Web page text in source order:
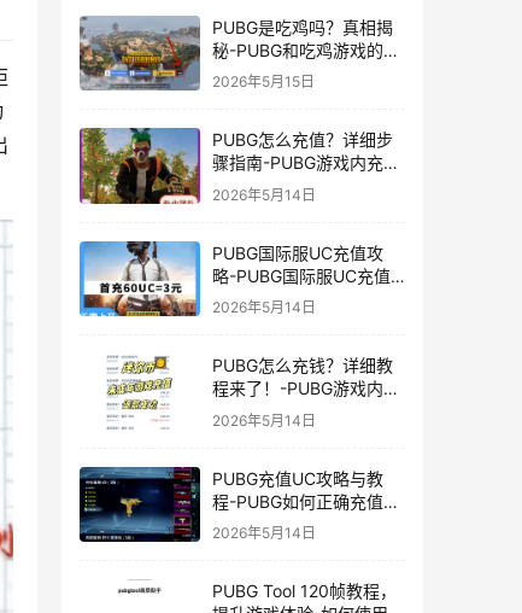
PUBG是吃鸡吗？真相揭
秘-PUBG和吃鸡游戏的区
别与联系
2026年5月15日
PUBG怎么充值？详细步
骤指南-PUBG游戏内充值
方法及常见问题解答
2026年5月14日
PUBG国际服UC充值攻
略-PUBG国际服UC充值
方法及注意事项
2026年5月14日
PUBG怎么充钱？详细教
程来了！-PUBG游戏内购
买充值方法及注意事项
2026年5月14日
PUBG充值UC攻略与教
程-PUBG如何正确充值
UC获取游戏内货币
2026年5月14日
PUBG Tool 120帧教程，